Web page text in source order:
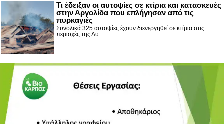
Τι έδειξαν οι αυτοψίες σε κτίρια και κατασκευές
στην Αργολίδα που επλήγησαν από τις
πυρκαγιές
Συνολικά 325 αυτοψίες έχουν διενεργηθεί σε κτίρια στις
περιοχές της Δυ...